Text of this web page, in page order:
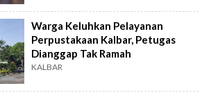
Warga Keluhkan Pelayanan
Perpustakaan Kalbar, Petugas
Dianggap Tak Ramah
KALBAR